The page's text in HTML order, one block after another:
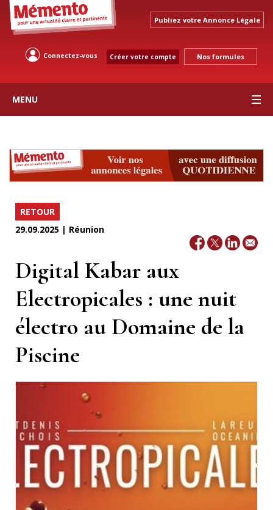
Publiez votre Annonce Légale
Connectez-vous Créer votre compte Nos formules
MENU
RETOUR
29.09.2025 | Réunion
Digital Kabar aux
Electropicales : une nuit
électro au Domaine de la
Piscine